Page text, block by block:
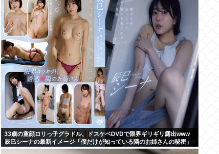
33歳の童顔ロリっ子グラドル、ドスケベDVDで限界ギリギリ露出www
辰巳シーナの最新イメージ「僕だけが知っている隣のお姉さんの秘密」
の動画＆画像まとめ！